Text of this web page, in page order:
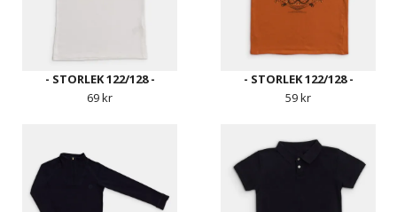
- STORLEK 122/128 -
69 kr
- STORLEK 122/128 -
59 kr